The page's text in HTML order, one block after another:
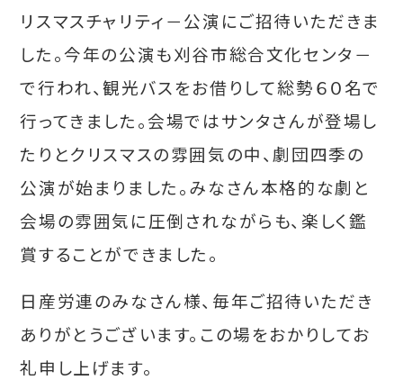
リスマスチャリティ－公演にご招待いただきま
した。今年の公演も刈谷市総合文化センタ－
で行われ、観光バスをお借りして総勢６０名で
行ってきました。会場ではサンタさんが登場し
たりとクリスマスの雰囲気の中、劇団四季の
公演が始まりました。みなさん本格的な劇と
会場の雰囲気に圧倒されながらも、楽しく鑑
賞することができました。
日産労連のみなさん様、毎年ご招待いただき
ありがとうございます。この場をおかりしてお
礼申し上げます。